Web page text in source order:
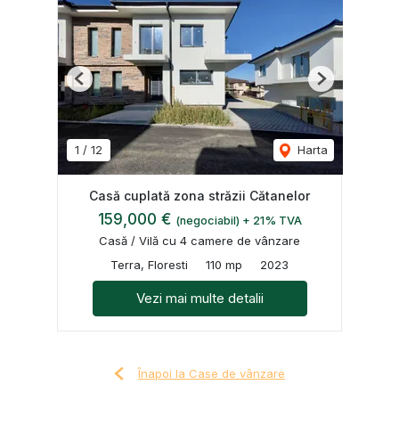
1 / 12 Harta
Previous Next
Casă cuplată zona străzii Cătanelor
159,000 € (negociabil) + 21% TVA
Casă / Vilă cu 4 camere de vânzare
Terra, Floresti
110 mp 2023
Vezi mai multe detalii
Înapoi la Case de vânzare